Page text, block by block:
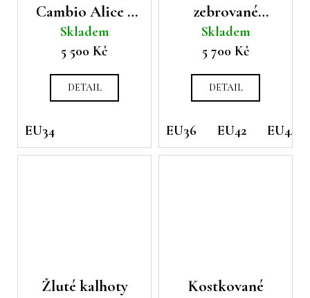
Cambio Alice s
třásničkami
Skladem
5 500 Kč
DETAIL
EU34
zebrované
kalhoty Cambio
Rhona
Skladem
5 700 Kč
DETAIL
EU36 EU42 EU44
Žluté kalhoty
Kostkované